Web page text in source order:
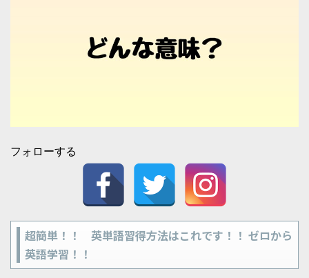
フォローする
超簡単！！ 英単語習得方法はこれです！！ ゼロから
英語学習！！